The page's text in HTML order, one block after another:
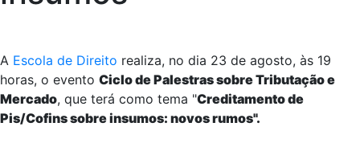
A Escola de Direito realiza, no dia 23 de agosto, às 19
horas, o evento Ciclo de Palestras sobre Tributação e
Mercado, que terá como tema "Creditamento de
Pis/Cofins sobre insumos: novos rumos".